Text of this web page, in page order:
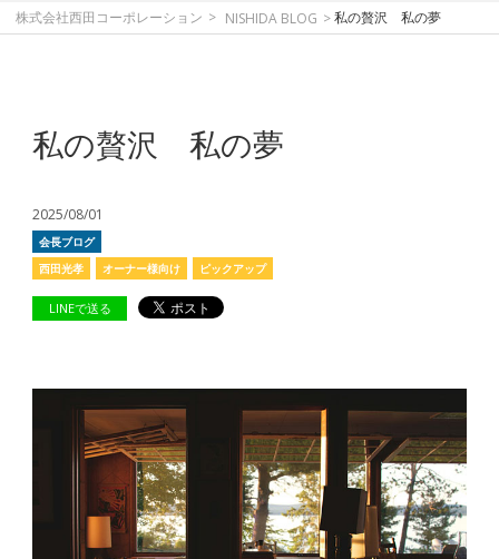
株式会社西田コーポレーション NISHIDA BLOG 私の贅沢 私の夢
私の贅沢 私の夢
2025/08/01
会長ブログ
西田光孝
オーナー様向け ピックアップ
LINEで送る